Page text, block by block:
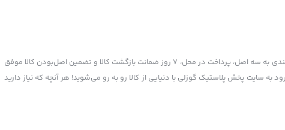
پخش پلاستیک گوزلی به عنوان یکی از قدیمی‌ترین فروشگاه های اینترنتی با بیش از یک دهه تجربه، با پایبندی به سه اصل، پرداخت در محل، ۷ روز ضمانت بازگشت کالا و تضمین اصل‌بودن کالا موفق
سایت پخش پلاستیک گوزلی با دنیایی از کالا رو به رو می‌شوید! هر آنچه که نیاز دارید